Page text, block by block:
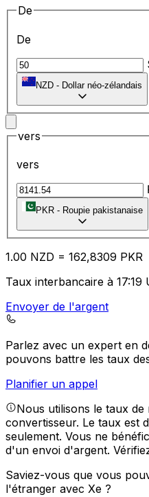
De
De
NZD - Dollar néo-zélandais
vers
vers
PKR - Roupie pakistanaise
1.00 NZD = 162,8309 PKR
Taux interbancaire à 17:19
Envoyer de l'argent
Parlez avec un expert en
pouvons battre les taux
Planifier un appel
Nous utilisons le taux
convertisseur. Le taux est
seulement. Vous ne
d'un envoi d'argent.
Saviez-vous que vous
l'étranger avec Xe ?